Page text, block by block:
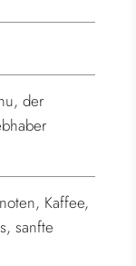
der
Kaffee,
sanfte